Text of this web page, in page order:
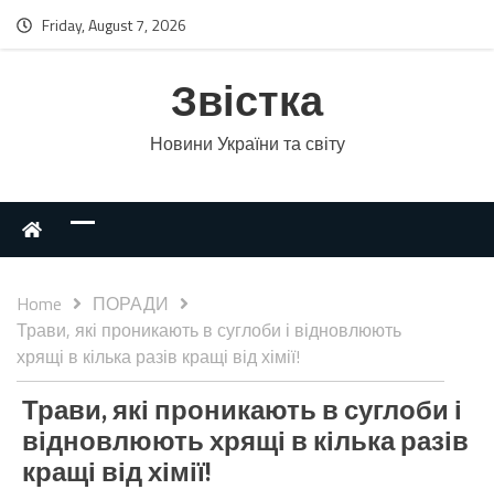
Friday, August 7, 2026
Звістка
Новини України та світу
Home
ПОРАДИ
Трави, які проникають в суглоби і відновлюють
хрящі в кілька разів кращі від хімії!
Трави, які проникають в суглоби і
відновлюють хрящі в кілька разів
кращі від хімії!